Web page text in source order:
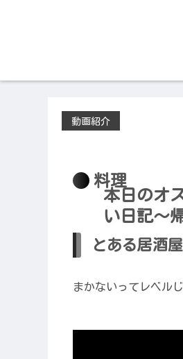
本日のオ
い日記〜
動画紹介
料理
とある居酒
まかないってレベル